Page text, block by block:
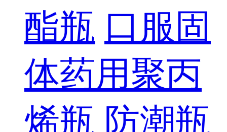
酯瓶 口服固
体药用聚丙
烯瓶 防潮瓶